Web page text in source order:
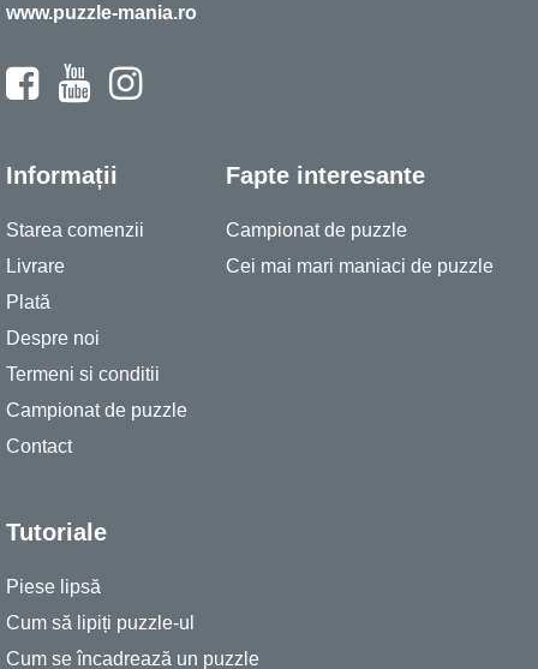
www.puzzle-mania.ro
Informații
Starea comenzii
Livrare
Plată
Despre noi
Termeni si conditii
Campionat de puzzle
Contact
Fapte interesante
Campionat de puzzle
Cei mai mari maniaci de puzzle
Tutoriale
Piese lipsă
Cum să lipiți puzzle-ul
Cum se încadrează un puzzle